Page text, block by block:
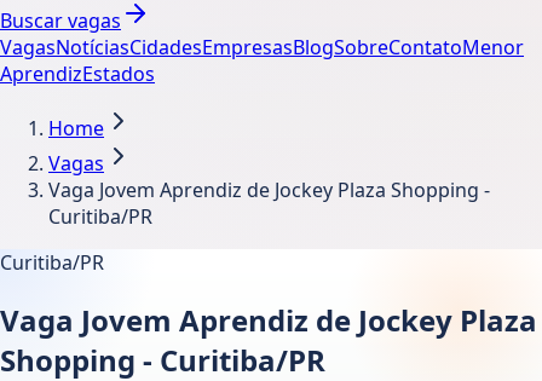
Buscar vagas
VagasNotíciasCidadesEmpresasBlogSobreContatoMenor
AprendizEstados
Home
Vagas
Vaga Jovem Aprendiz de Jockey Plaza Shopping -
Curitiba/PR
Curitiba/PR
Vaga Jovem Aprendiz de Jockey Plaza
Shopping - Curitiba/PR